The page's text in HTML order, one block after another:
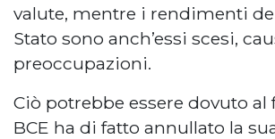
valute, mentre i rendimenti
Stato sono anch’essi scesi,
preoccupazioni.
Ciò potrebbe essere dovuto al
BCE ha di fatto annullato la